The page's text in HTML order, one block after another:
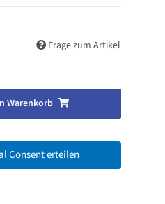
Frage zum Artikel
Warenkorb
Consent erteilen